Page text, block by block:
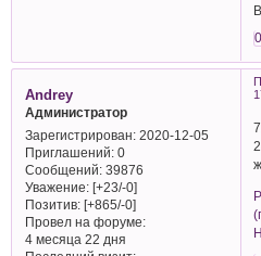
0
Andrey
Администратор
Зарегистрирован: 2020-12-05
Приглашений:0
Сообщений:39876
Уважение: [+23/-0]
Позитив: [+865/-0]
Провел на форуме:
4 месяца 22 дня